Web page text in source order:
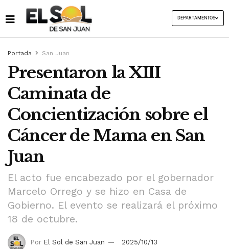
DEPARTAMENTOS
Portada San Juan
Presentaron la XIII
Caminata de
Concientización sobre el
Cáncer de Mama en San
Juan
El acto fue encabezado por el gobernador
Marcelo Orrego y se hizo en Casa de
Gobierno. El evento se realizará el próximo
18 de octubre.
Por El Sol de San Juan 2025/10/13